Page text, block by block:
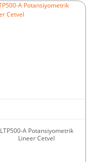
LTP500-A Potansiyometrik
Lineer Cetvel